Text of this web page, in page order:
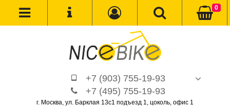
+7 (903) 755-19-93
+7 (495) 755-19-93
г. Москва, ул. Барклая 13с1 подъезд 1, цоколь, офис 1
0